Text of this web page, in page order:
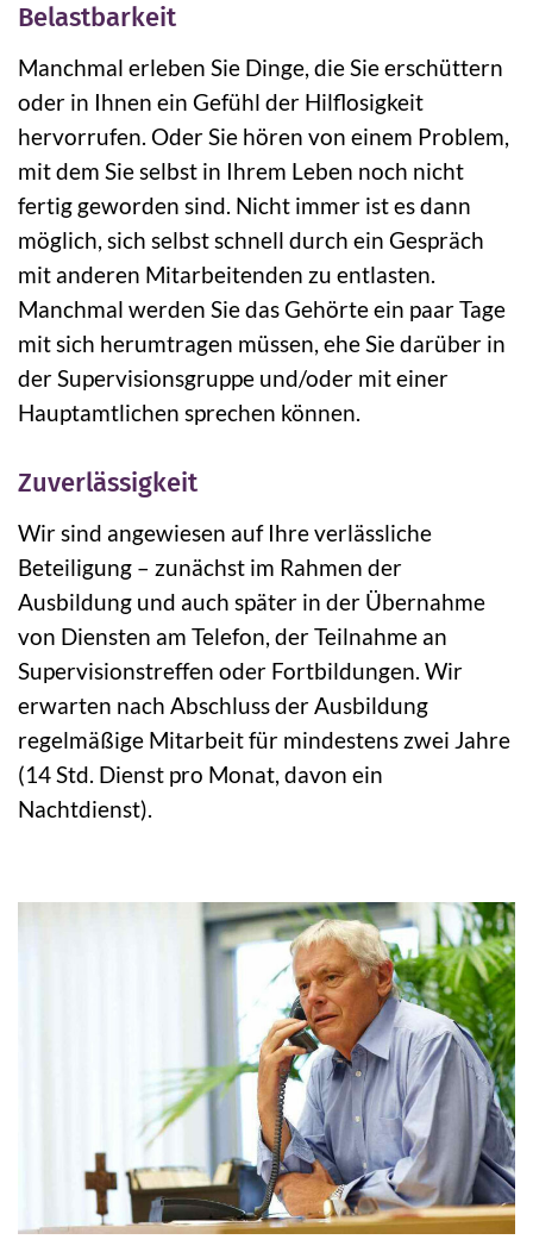
Belastbarkeit
Manchmal erleben Sie Dinge, die Sie erschüttern
oder in Ihnen ein Gefühl der Hilflosigkeit
hervorrufen. Oder Sie hören von einem Problem,
mit dem Sie selbst in Ihrem Leben noch nicht
fertig geworden sind. Nicht immer ist es dann
möglich, sich selbst schnell durch ein Gespräch
mit anderen Mitarbeitenden zu entlasten.
Manchmal werden Sie das Gehörte ein paar Tage
mit sich herumtragen müssen, ehe Sie darüber in
der Supervisionsgruppe und/oder mit einer
Hauptamtlichen sprechen können.
Zuverlässigkeit
Wir sind angewiesen auf Ihre verlässliche
Beteiligung – zunächst im Rahmen der
Ausbildung und auch später in der Übernahme
von Diensten am Telefon, der Teilnahme an
Supervisionstreffen oder Fortbildungen. Wir
erwarten nach Abschluss der Ausbildung
regelmäßige Mitarbeit für mindestens zwei Jahre
(14 Std. Dienst pro Monat, davon ein
Nachtdienst).